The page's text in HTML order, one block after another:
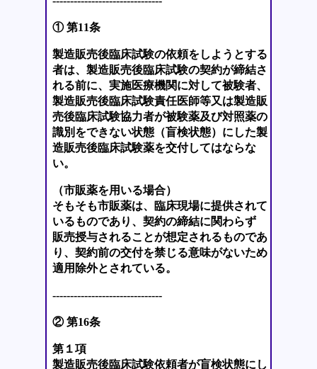
① 第11条
製造販売後臨床試験の依頼をしようとする
者は、製造販売後臨床試験の契約が締結さ
れる前に、実施医療機関に対して被験者、
製造販売後臨床試験責任医師等又は製造販
売後臨床試験協力者が被験薬及び対照薬の
識別をできない状態（盲検状態）にした製
造販売後臨床試験薬を交付してはならな
い。
（市販薬を用いる場合）
そもそも市販薬は、臨床現場に提供されて
いるものであり、契約の締結に関わらず
販売授与されることが想定されるものであ
り、契約前の交付を禁じる意味がないため
適用除外とされている。
-------------------------------
② 第16条
第１項
製造販売後臨床試験依頼者が盲検状態にし